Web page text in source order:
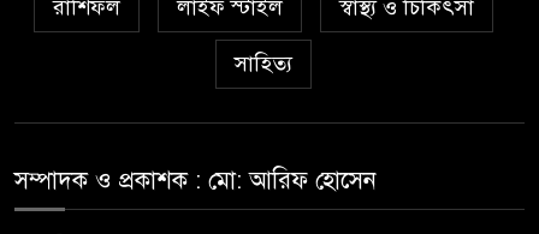
রাশিফল লাইফ স্টাইল স্বাস্থ্য ও চিকিৎসা
সাহিত্য
সম্পাদক ও প্রকাশক : মো: আরিফ হোসেন